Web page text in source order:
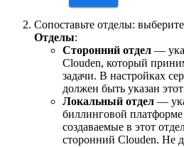
Сопоставьте отделы:
Отделы:
Сторонний отдел —
Clouden, который
задачи. В настройках
должен быть указан
Локальный отдел —
биллинговой платформе
создаваемые в этот
сторонний Clouden. Не